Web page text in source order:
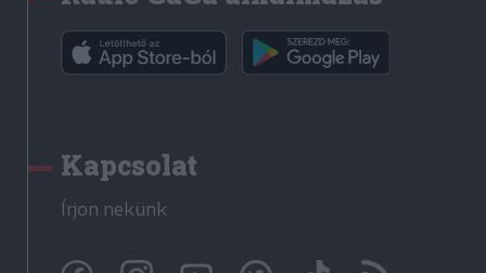
Kapcsolat
Írjon nekünk